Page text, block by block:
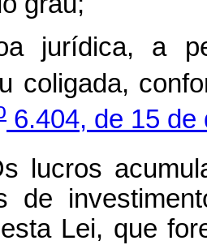
jurídica, a
coligada,
6.404, de 15 de
de
Lei, que